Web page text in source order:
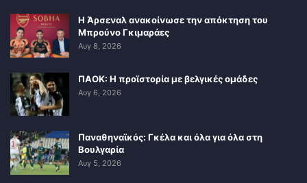
Η Άρσεναλ ανακοίνωσε την απόκτηση του
Μπρούνο Γκιμαράες
Αυγ 8, 2026
ΠΑΟΚ: Η προϊστορία με βελγικές ομάδες
Αυγ 6, 2026
Παναθηναϊκός: Γκέλα και όλα για όλα στη
Βουλγαρία
Αυγ 5, 2026